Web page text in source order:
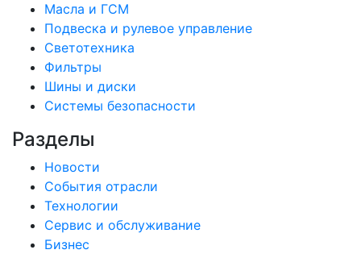
Масла и ГСМ
Подвеска и рулевое управление
Светотехника
Фильтры
Шины и диски
Системы безопасности
Разделы
Новости
События отрасли
Технологии
Сервис и обслуживание
Бизнес